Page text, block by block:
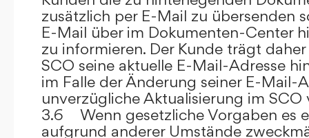
zusätzlich per E-Mail zu übersenden
E-Mail über im Dokumenten-Center
zu informieren. Der Kunde trägt
SCO seine aktuelle E-Mail-Adresse
im Falle der Änderung seiner E-Mail-
unverzügliche Aktualisierung im SCO
3.6 Wenn gesetzliche Vorgaben es
aufgrund anderer Umstände